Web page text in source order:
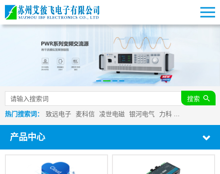
搜索
热门搜索词： 致远电子 麦科信 凌世电磁 银河电气 力科 ...
产品中心